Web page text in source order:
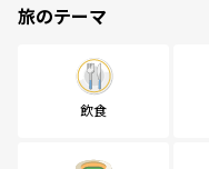
旅のテーマ
飲食